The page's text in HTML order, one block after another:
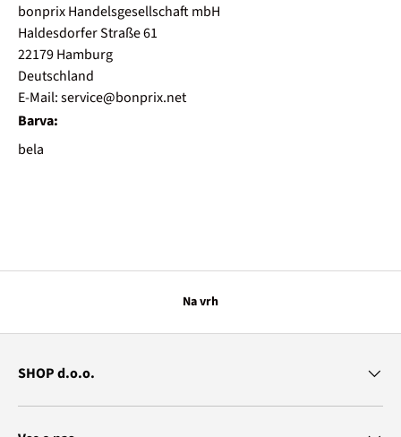
bonprix Handelsgesellschaft mbH
Haldesdorfer Straße 61
22179 Hamburg
Deutschland
E-Mail: service@bonprix.net
Barva:
bela
Na vrh
SHOP d.o.o.